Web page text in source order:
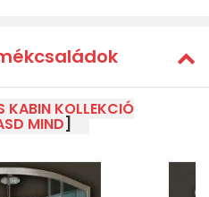
KABIN KOLLEKCIÓ
MIND]